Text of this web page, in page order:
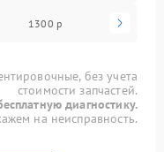
1300 р
без учета
стоимости запчастей.
диагностику.
на неисправность.